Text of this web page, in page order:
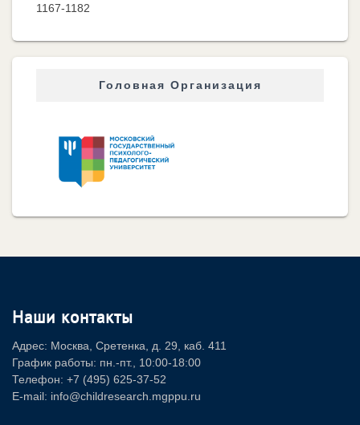
1167-1182
Головная Организация
Наши контакты
Адрес: Москва, Сретенка, д. 29, каб. 411
График работы: пн.-пт., 10:00-18:00
Телефон: +7 (495) 625-37-52
E-mail: info@childresearch.mgppu.ru